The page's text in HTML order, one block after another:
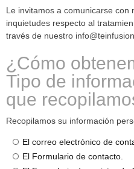
Le invitamos a comunicarse con
inquietudes respecto al
través de nuestro
¿Cómo
Tipo de
que
Recopilamos su información
El correo electrónico de
El Formulario de contacto.